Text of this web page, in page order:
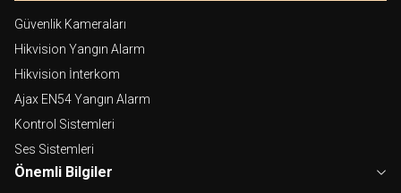
Güvenlik Kameraları
Hikvision Yangın Alarm
Hikvision İnterkom
Ajax EN54 Yangın Alarm
Kontrol Sistemleri
Ses Sistemleri
Önemli Bilgiler